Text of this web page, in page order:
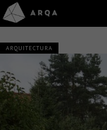
ARQUITECTURA